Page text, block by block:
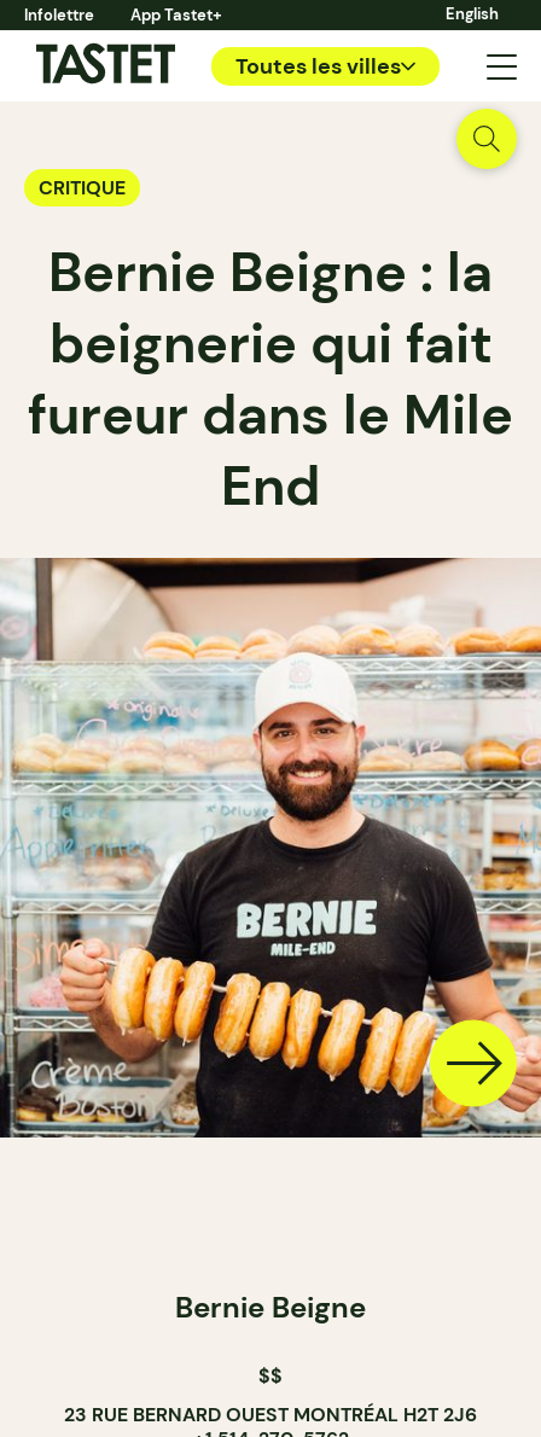
Infolettre App Tastet+ English
Toutes les villes
CRITIQUE
Bernie Beigne : la
beignerie qui fait
fureur dans le Mile
End
Bernie Beigne
$$
23 RUE BERNARD OUEST MONTRÉAL H2T 2J6